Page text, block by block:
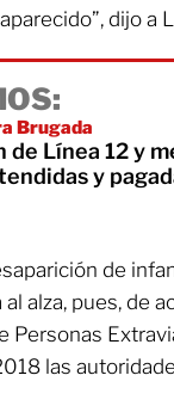
dijo a
Brugada
de Línea 12 y
y
de
alza, pues, de
Personas
las